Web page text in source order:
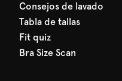
Consejos de lavado
Tabla de tallas
Fit quiz
Bra Size Scan